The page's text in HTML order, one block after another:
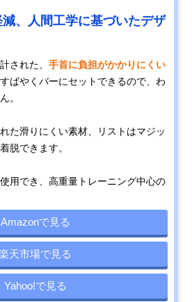
、人間工学に基づいたデザ
された、 手首に負担がかかりにくい
ばやくバーにセットできるので、わ
。
た滑りにくい素材、リストはマジッ
脱できます。
用でき、高重量トレーニング中心の
Amazonで見る
天市場で見る
Yahoo!で見る